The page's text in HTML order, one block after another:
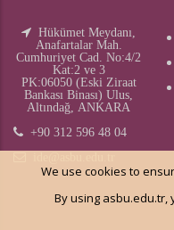
Hükümet Meydanı,
Anafartalar Mah.
Cumhuriyet Cad. No:4/2
Kat:2 ve 3
PK:06050 (Eski Ziraat
Bankası Binası) Ulus,
Altındağ, ANKARA
+90 312 596 48 04
We use cookies to
By using